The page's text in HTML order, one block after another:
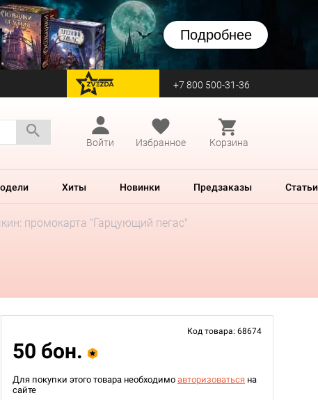
Подробнее
перейти на Zvezda +7 800 500-31-36
Войти
Избранное Корзина
Хиты Новинки Предзаказы Статьи
промокарта "Гарцующий пегас"
Код товара: 68674
50 бон.
Для покупки этого товара необходимо авторизоваться на
сайте